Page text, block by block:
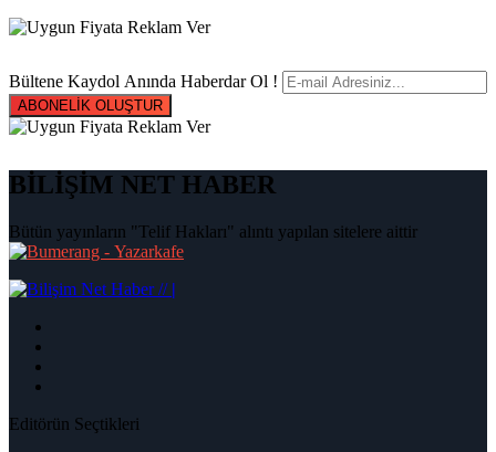
Bültene Kaydol Anında Haberdar Ol !
ABONELİK OLUŞTUR
BİLİŞİM NET HABER
Bütün yayınların "Telif Hakları" alıntı yapılan sitelere aittir
|
Editörün Seçtikleri